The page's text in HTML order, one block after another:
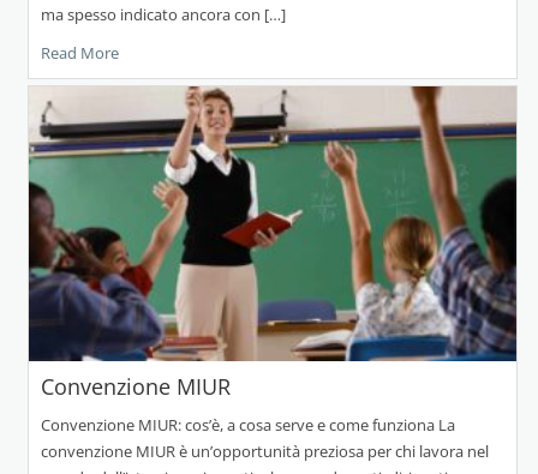
ma spesso indicato ancora con […]
Read More
Convenzione MIUR
Convenzione MIUR: cos’è, a cosa serve e come funziona La
convenzione MIUR è un’opportunità preziosa per chi lavora nel